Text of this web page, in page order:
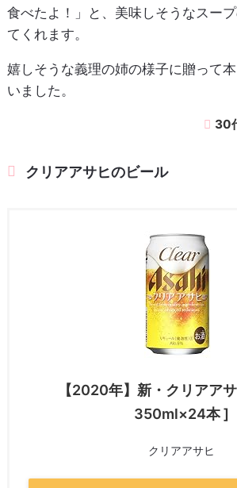
食べたよ！」と、美味しそうなスー
てくれます。
嬉しそうな義理の姉の様子に贈って
いました。
30
クリアアサヒのビール
【2020年】新・クリアア
350ml×24本 ]
クリアアサヒ